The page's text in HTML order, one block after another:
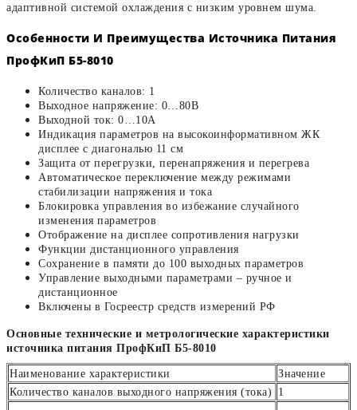
адаптивной системой охлаждения с низким уровнем шума.
Особенности И Преимущества Источника Питания
ПрофКиП Б5-8010
Количество каналов: 1
Выходное напряжение: 0…80В
Выходной ток: 0…10А
Индикация параметров на высокоинформативном ЖК
дисплее с диагональю 11 см
Защита от перегрузки, перенапряжения и перегрева
Автоматическое переключение между режимами
стабилизации напряжения и тока
Блокировка управления во избежание случайного
изменения параметров
Отображение на дисплее сопротивления нагрузки
Функции дистанционного управления
Сохранение в памяти до 100 выходных параметров
Управление выходными параметрами – ручное и
дистанционное
Включены в Госреестр средств измерений РФ
Основные технические и метрологические характеристики
источника питания ПрофКиП Б5-8010
Наименование характеристики
Значение
Количество каналов выходного напряжения (тока)
1